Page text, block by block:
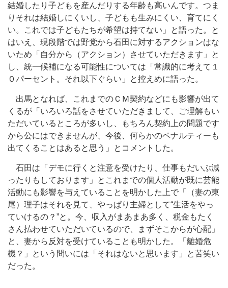
結婚したり子どもを産んだりする年齢も高いんです。つま
りそれは結婚しにくいし、子どもも生みにくい、育てにく
い。これでは子どもたちが希望は持てない」と語った。と
はいえ、現段階では野党から石田に対するアクションはな
いため「自分から（アクション）させていただきます」と
し、統一候補になる可能性については「常識的に考えて１
０パーセント。それ以下ぐらい」と控えめに語った。
出馬となれば、これまでのＣＭ契約などにも影響が出て
くるが「いろいろ話をさせていただきまして、ご理解もい
ただいているところが多いし、もちろん契約上の問題です
から公にはできませんが、今後、何らかのペナルティーも
出てくることはあると思う」とコメントした。
石田は「デモに行くと注意を受けたり、仕事もだいぶ減
ったりもしております」とこれまでの個人活動が既に芸能
活動にも影響を与えていることを明かした上で「（妻の東
尾）理子はそれを見て、やっぱり主婦として“生活をやっ
ていけるの？”と。今、収入がまあまあ多く、税金もたく
さん払わせていただいているので、まずそこからが心配」
と、妻から反対を受けていることも明かした。「離婚危
機？」という問いには「それはないと思います」と苦笑い
だった。